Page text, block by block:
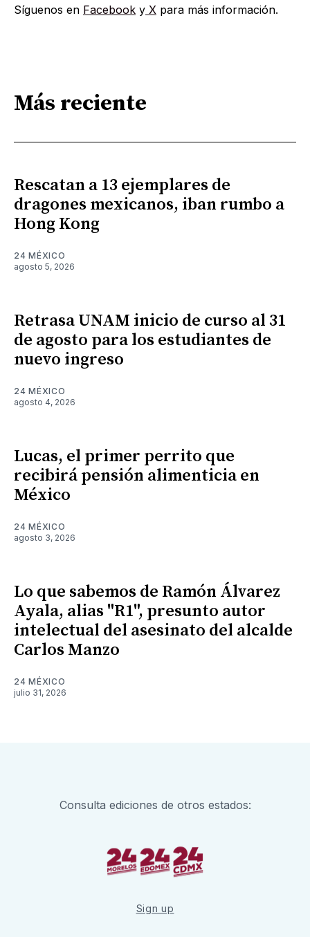
Síguenos en Facebook y X para más información.
Más reciente
Rescatan a 13 ejemplares de
dragones mexicanos, iban rumbo a
Hong Kong
24 MÉXICO
agosto 5, 2026
Retrasa UNAM inicio de curso al 31
de agosto para los estudiantes de
nuevo ingreso
24 MÉXICO
agosto 4, 2026
Lucas, el primer perrito que
recibirá pensión alimenticia en
México
24 MÉXICO
agosto 3, 2026
Lo que sabemos de Ramón Álvarez
Ayala, alias "R1", presunto autor
intelectual del asesinato del alcalde
Carlos Manzo
24 MÉXICO
julio 31, 2026
Consulta ediciones de otros estados:
Sign up